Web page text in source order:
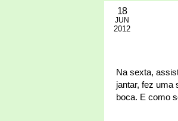
18
JUN
2012
Na sexta,
jantar, fez uma
boca. E como